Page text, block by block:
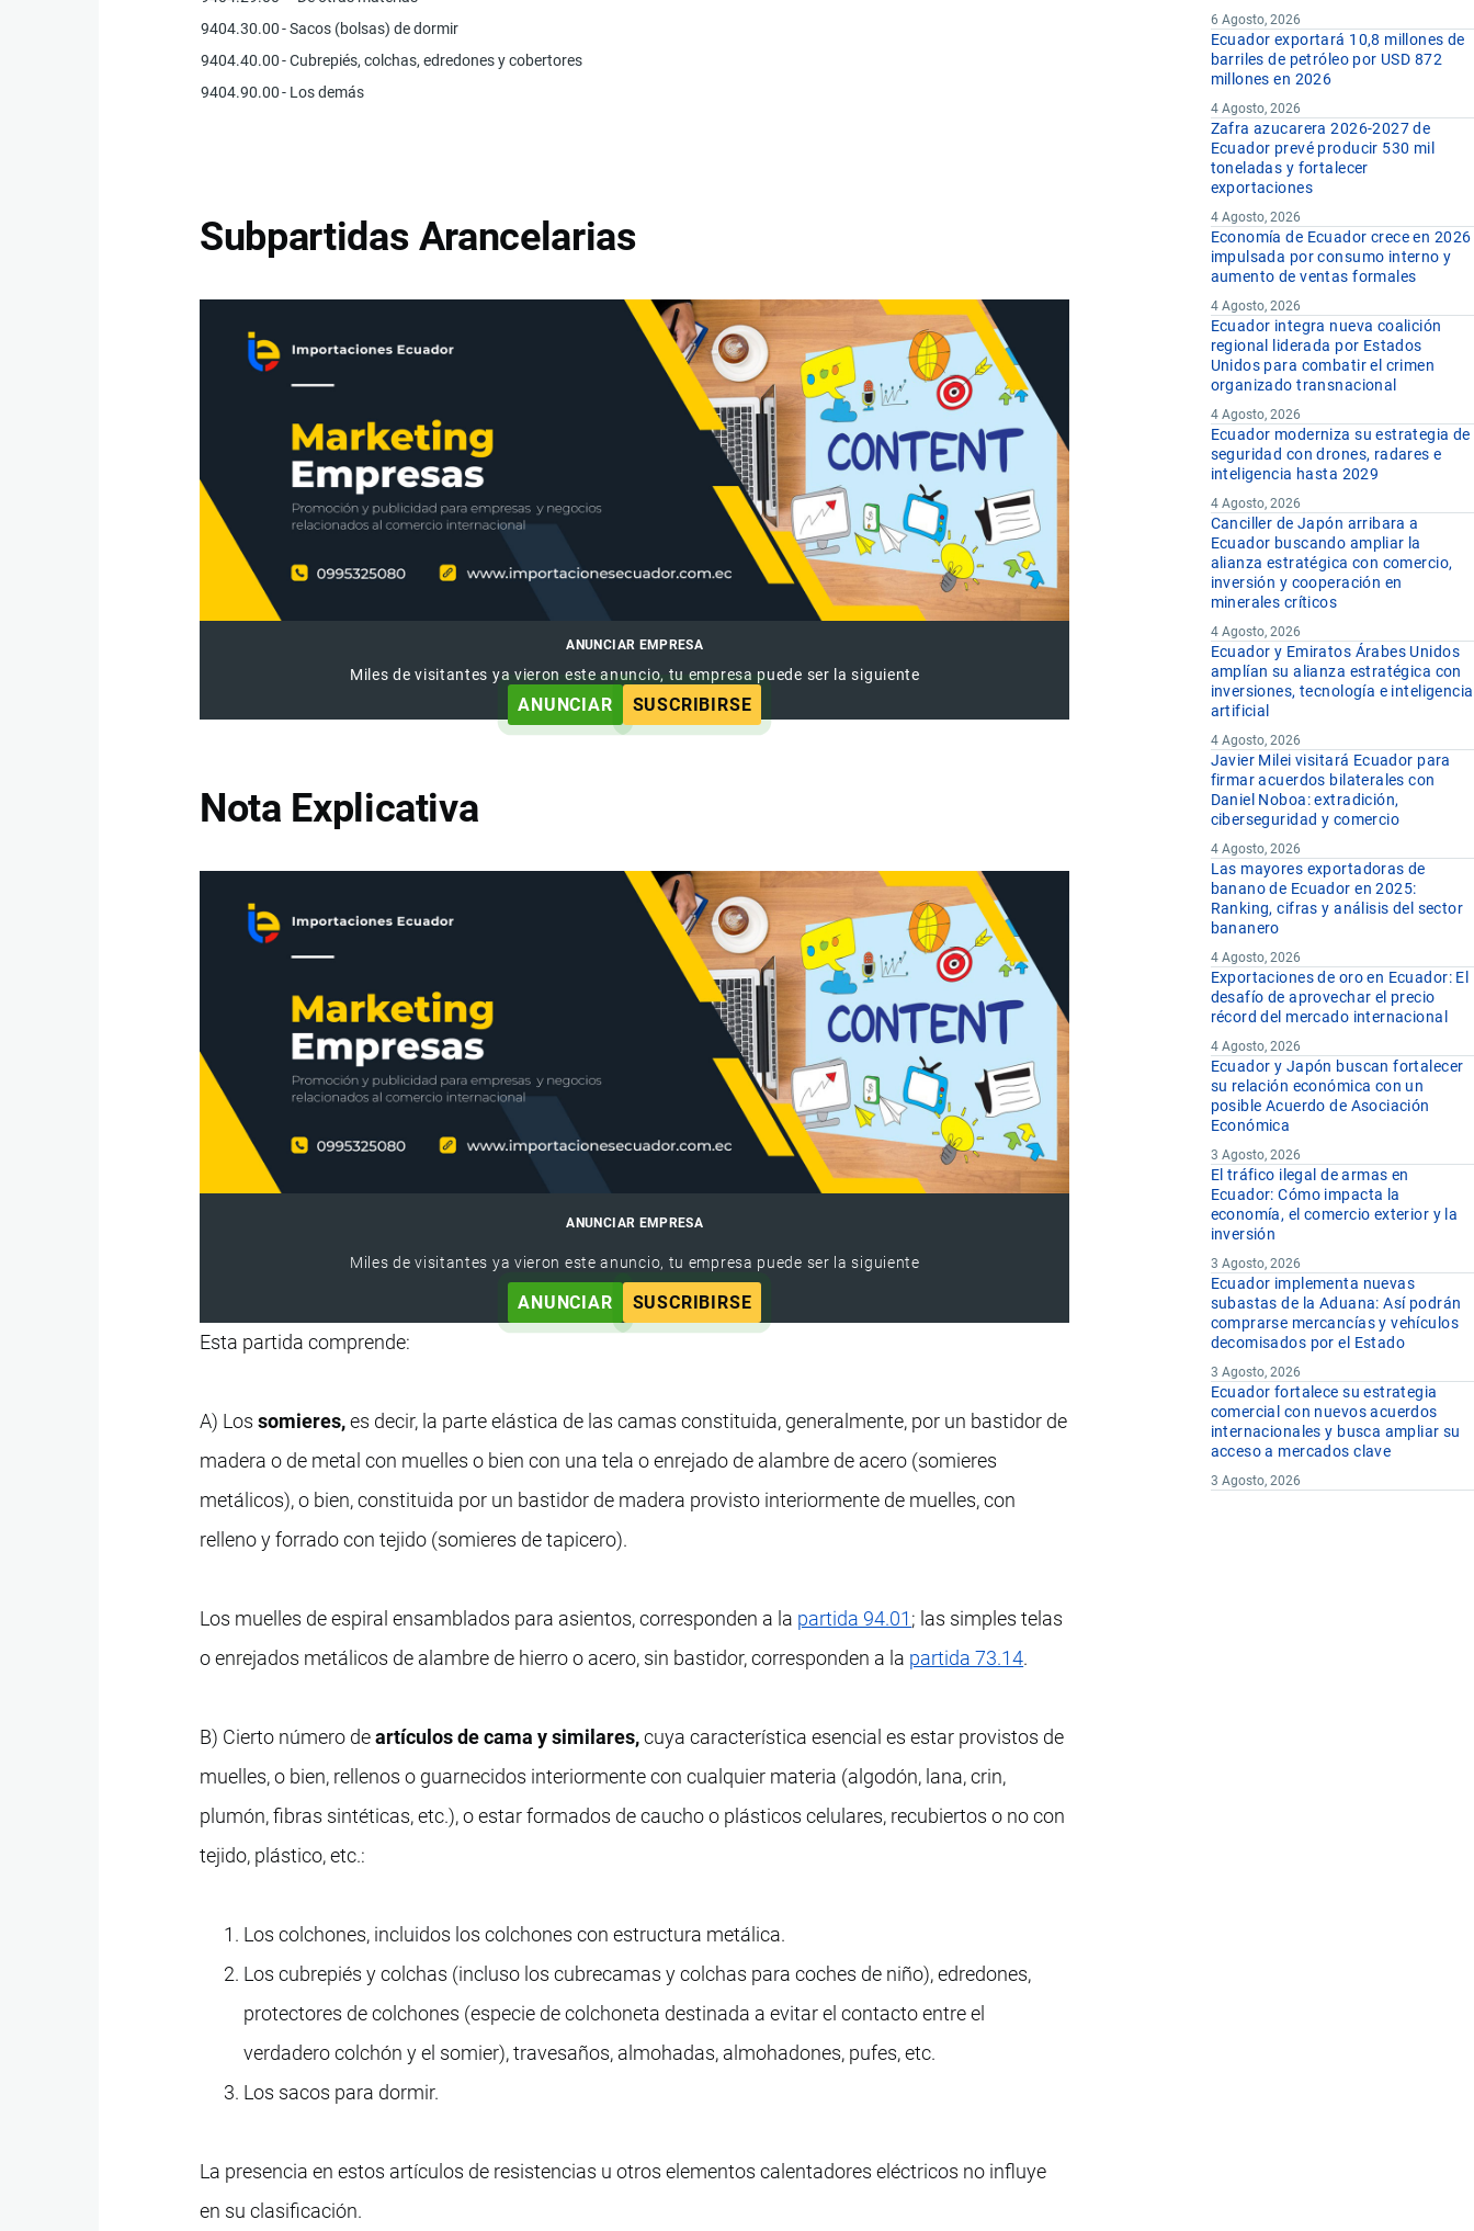
9404.30.00- Sacos (bolsas) de dormir
9404.40.00- Cubrepiés, colchas, edredones y cobertores
9404.90.00- Los demás
Subpartidas Arancelarias
ANUNCIAR EMPRESA
Miles de visitantes ya vieron este anuncio, tu empresa puede ser la siguiente
ANUNCIAR SUSCRIBIRSE
Nota Explicativa
ANUNCIAR EMPRESA
Miles de visitantes ya vieron este anuncio, tu empresa puede ser la siguiente
ANUNCIAR SUSCRIBIRSE
Esta partida comprende:
A) Lossomieres,es decir, la parte elástica de las camas constituida, generalmente, por un bastidor de
madera o de metal con muelles o bien con una tela o enrejado de alambre de acero (somieres
metálicos), o bien, constituida por un bastidor de madera provisto interiormente de muelles, con
relleno y forrado con tejido (somieres de tapicero).
Los muelles de espiral ensamblados para asientos, corresponden a la partida 94.01; las simples telas
o enrejados metálicos de alambre de hierro o acero, sin bastidor, corresponden a la partida 73.14.
B) Cierto número deartículos de cama y similares,cuya característica esencial es estar provistos de
muelles, o bien, rellenos o guarnecidos interiormente con cualquier materia (algodón, lana, crin,
plumón, fibras sintéticas, etc.), o estar formados de caucho o plásticos celulares, recubiertos o no con
tejido, plástico, etc.:
Los colchones, incluidos los colchones con estructura metálica.
Los cubrepiés y colchas (incluso los cubrecamas y colchas para coches de niño), edredones,
protectores de colchones (especie de colchoneta destinada a evitar el contacto entre el
verdadero colchón y el somier), travesaños, almohadas, almohadones, pufes, etc.
Los sacos para dormir.
La presencia en estos artículos de resistencias u otros elementos calentadores eléctricos no influye
en su clasificación.
6 Agosto, 2026
Ecuador exportará 10,8 millones de
barriles de petróleo por USD 872
millones en 2026
4 Agosto, 2026
Zafra azucarera 2026-2027 de
Ecuador prevé producir 530 mil
toneladas y fortalecer
exportaciones
4 Agosto, 2026
Economía de Ecuador crece en 2026
impulsada por consumo interno y
aumento de ventas formales
4 Agosto, 2026
Ecuador integra nueva coalición
regional liderada por Estados
Unidos para combatir el crimen
organizado transnacional
4 Agosto, 2026
Ecuador moderniza su estrategia de
seguridad con drones, radares e
inteligencia hasta 2029
4 Agosto, 2026
Canciller de Japón arribara a
Ecuador buscando ampliar la
alianza estratégica con comercio,
inversión y cooperación en
minerales críticos
4 Agosto, 2026
Ecuador y Emiratos Árabes Unidos
amplían su alianza estratégica con
inversiones, tecnología e inteligencia
artificial
4 Agosto, 2026
Javier Milei visitará Ecuador para
firmar acuerdos bilaterales con
Daniel Noboa: extradición,
ciberseguridad y comercio
4 Agosto, 2026
Las mayores exportadoras de
banano de Ecuador en 2025:
Ranking, cifras y análisis del sector
bananero
4 Agosto, 2026
Exportaciones de oro en Ecuador: El
desafío de aprovechar el precio
récord del mercado internacional
4 Agosto, 2026
Ecuador y Japón buscan fortalecer
su relación económica con un
posible Acuerdo de Asociación
Económica
3 Agosto, 2026
El tráfico ilegal de armas en
Ecuador: Cómo impacta la
economía, el comercio exterior y la
inversión
3 Agosto, 2026
Ecuador implementa nuevas
subastas de la Aduana: Así podrán
comprarse mercancías y vehículos
decomisados por el Estado
3 Agosto, 2026
Ecuador fortalece su estrategia
comercial con nuevos acuerdos
internacionales y busca ampliar su
acceso a mercados clave
3 Agosto, 2026